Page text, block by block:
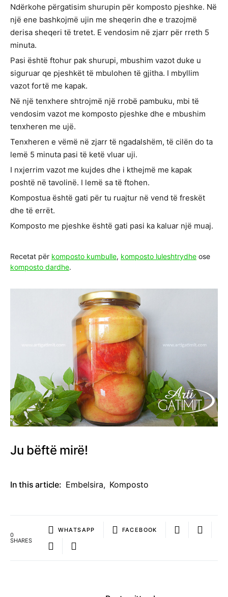
Ndërkohe përgatisim shurupin për komposto pjeshke. Në
një ene bashkojmë ujin me sheqerin dhe e trazojmë
derisa sheqeri të tretet. E vendosim në zjarr për rreth 5
minuta.
Pasi është ftohur pak shurupi, mbushim vazot duke u
siguruar qe pjeshkët të mbulohen të gjitha. I mbyllim
vazot fortë me kapak.
Në një tenxhere shtrojmë një rrobë pambuku, mbi të
vendosim vazot me komposto pjeshke dhe e mbushim
tenxheren me ujë.
Tenxheren e vëmë në zjarr të ngadalshëm, të cilën do ta
lemë 5 minuta pasi të ketë vluar uji.
I nxjerrim vazot me kujdes dhe i kthejmë me kapak
poshtë në tavolinë. I lemë sa të ftohen.
Kompostua është gati për tu ruajtur në vend të freskët
dhe të errët.
Komposto me pjeshke është gati pasi ka kaluar një muaj.
Recetat për komposto kumbulle, komposto luleshtrydhe ose
komposto dardhe.
Ju bëftë mirë!
In this article: Embelsira, Komposto
0
SHARES
WHATSAPP FACEBOOK